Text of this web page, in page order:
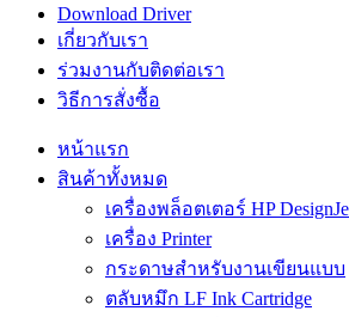
Download Driver
เกี่ยวกับเรา
ร่วมงานกับติดต่อเรา
วิธีการสั่งซื้อ
หน้าแรก
สินค้าทั้งหมด
เครื่องพล็อตเตอร์ HP
เครื่อง Printer
กระดาษสำหรับงานเขียนแบบ
ตลับหมึก LF Ink Cartridge